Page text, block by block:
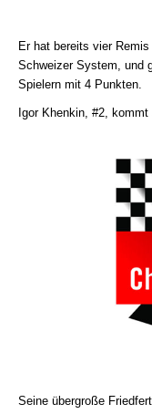
Er hat bereits vier
Schweizer System, und
Spielern mit 4 Punkten.
Igor Khenkin, #2,
Seine übergroße